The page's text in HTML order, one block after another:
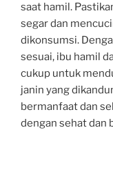
saat hamil.
segar dan
dikonsumsi.
sesuai, ibu hamil
cukup untuk
janin yang
bermanfaat dan
dengan sehat dan